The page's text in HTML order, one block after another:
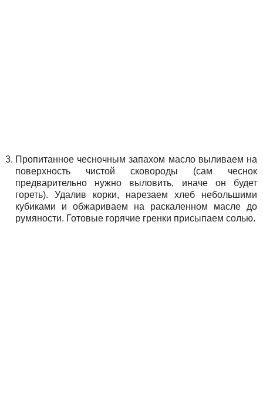
Пропитанное чесночным запахом масло выливаем на
поверхность чистой сковороды (сам чеснок
предварительно нужно выловить, иначе он будет
гореть). Удалив корки, нарезаем хлеб небольшими
кубиками и обжариваем на раскаленном масле до
румяности. Готовые горячие гренки присыпаем солью.